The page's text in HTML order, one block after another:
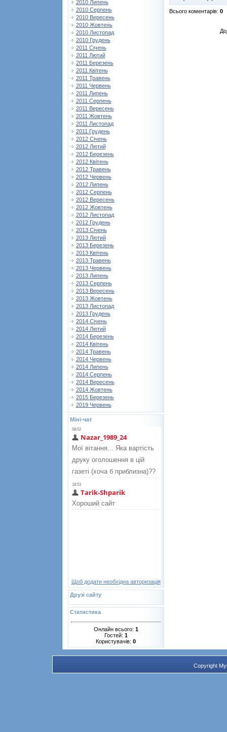
2010 Липень
2010 Серпень
2010 Вересень
2010 Жовтень
2010 Листопад
2010 Грудень
2011 Січень
2011 Лютий
2011 Березень
2011 Квітень
2011 Травень
2011 Червень
2011 Липень
2011 Серпень
2011 Вересень
2011 Жовтень
2011 Листопад
2011 Грудень
2012 Січень
2012 Лютий
2012 Березень
2012 Квітень
2012 Травень
2012 Червень
2012 Липень
2012 Серпень
2012 Вересень
2012 Жовтень
2012 Листопад
2012 Грудень
2013 Січень
2013 Лютий
2013 Березень
2013 Квітень
2013 Травень
2013 Червень
2013 Липень
2013 Серпень
2013 Вересень
2013 Жовтень
2013 Листопад
2013 Грудень
2014 Січень
2014 Лютий
2014 Березень
2014 Квітень
2014 Травень
2014 Червень
2014 Липень
2014 Серпень
2014 Вересень
2014 Жовтень
2015 Березень
2019 Червень
Міні-чат
Щоб додати необхідна авторизація
Друзі сайту
Статистика
Онлайн всього: 1
Гостей: 1
Користувачів: 0
Всього коментарів: 0
Copyright